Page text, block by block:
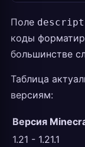
Поле
коды
большинстве
Таблица
версиям:
Версия
1.21 - 1.21.1